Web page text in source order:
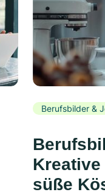
Berufsbilder &
süße